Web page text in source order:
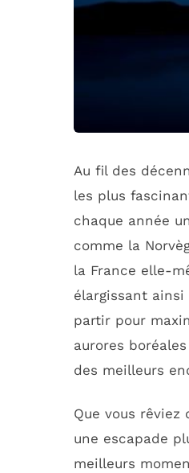
Au fil des
les plus
chaque année
comme la
la France elle-
élargissant ainsi
partir pour
aurores
des meilleurs
Que vous
une escapade
meilleurs